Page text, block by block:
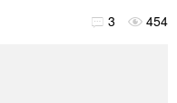
 3  454